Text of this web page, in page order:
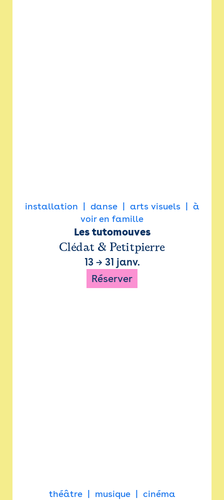
installation danse arts visuels
à
voir en famille
Les tutomouves
Clédat & Petitpierre
13→ 31 janv.
Réserver
théâtre musique
cinéma